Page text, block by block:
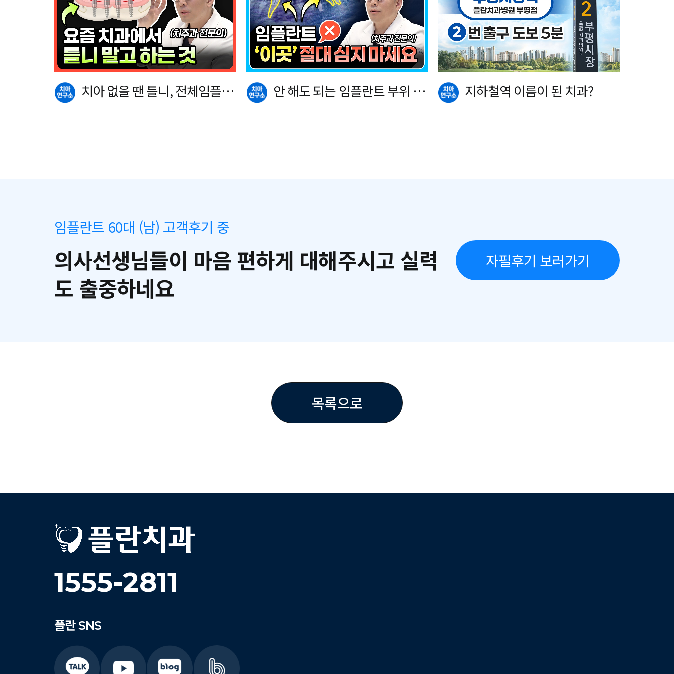
치아 없을 땐 틀니, 전체임플란
안 해도 되는 임플란트 부위 공
지하철역 이름이 된 치과?
임플란트 60대 (남) 고객후기 중
의사선생님들이 마음 편하게 대해주시고 실력
도 출중하네요
자필후기 보러가기
목록으로
1555-2811
플란SNS